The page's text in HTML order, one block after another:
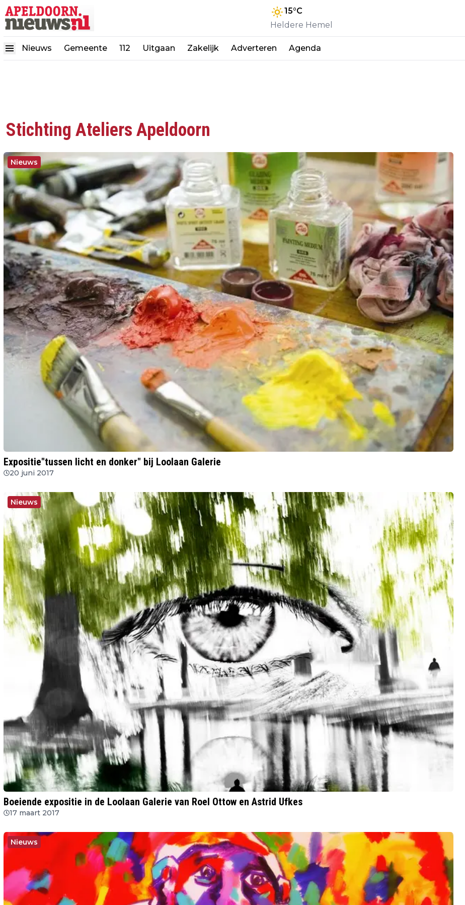
15°C
Heldere Hemel
Nieuws Gemeente 112 Uitgaan Zakelijk Adverteren Agenda
Stichting Ateliers Apeldoorn
Nieuws
Expositie"tussen licht en donker" bij Loolaan Galerie
20 juni 2017
Nieuws
Boeiende expositie in de Loolaan Galerie van Roel Ottow en Astrid Ufkes
17 maart 2017
Nieuws